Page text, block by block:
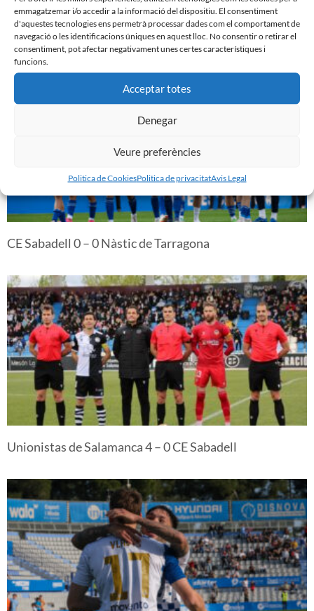
emmagatzemar i/o accedir a la informació del dispositiu. El consentiment
d'aquestes tecnologies ens permetrà processar dades com el comportament de
navegació o les identificacions úniques en aquest lloc. No consentir o retirar el
consentiment, pot afectar negativament unes certes característiques i
funcions.
Acceptar totes
Denegar
Veure preferències
Politica de CookiesPolitica de privacitatAvis Legal
SD Tarazona 3 – 1 CE Sabadell
CE Sabadell 0 – 0 Nàstic de Tarragona
Unionistas de Salamanca 4 – 0 CE Sabadell